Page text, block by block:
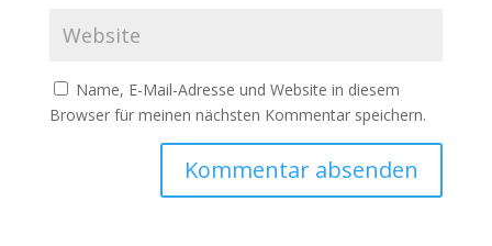
Name, E-Mail-Adresse und Website in diesem
Browser für meinen nächsten Kommentar speichern.